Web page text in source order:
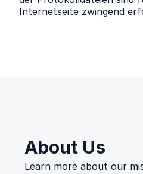
Internetseite zwingend
menu
About Us
Learn more about our